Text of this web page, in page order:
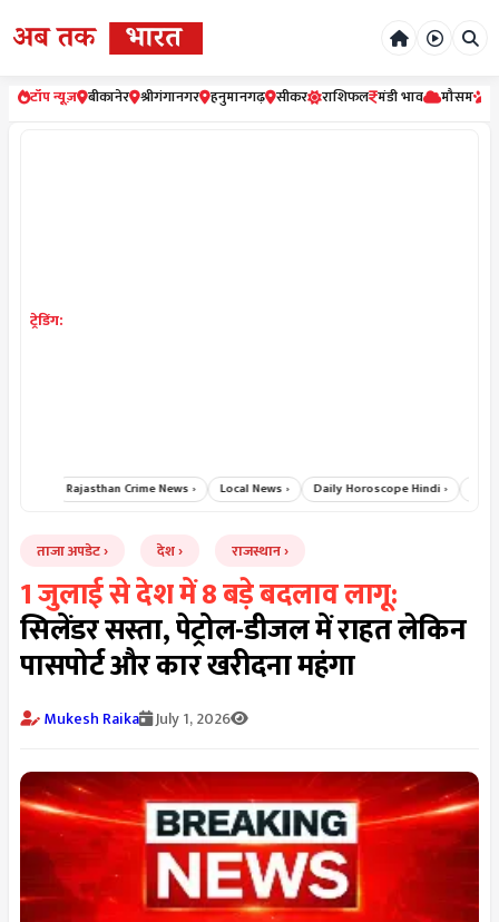
टॉप न्यूज़ बीकानेर श्रीगंगानगर हनुमानगढ़ सीकर राशिफल मंडी भाव मौसम
ट्रेडिंग:
Rajasthan Crime News › Local News › Daily Horoscope Hindi ›
ताजा अपडेट देश राजस्थान
1 जुलाई से देश में 8 बड़े बदलाव लागू:
सिलेंडर सस्ता, पेट्रोल-डीजल में राहत लेकिन
पासपोर्ट और कार खरीदना महंगा
Mukesh Raika July 1, 2026